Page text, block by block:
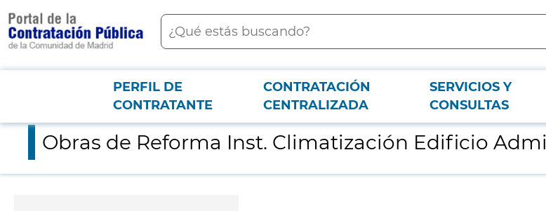
contenido
principal
Buscar
Menú PCON
PERFIL DE
CONTRATANTE
CONTRATACIÓN
CENTRALIZADA
SERVICIOS Y
CONSULTAS
Obras de Reforma Inst. Climatización Edificio Administración y Hospital Día HUJG
Obras de Reforma Inst. Climatización Edificio